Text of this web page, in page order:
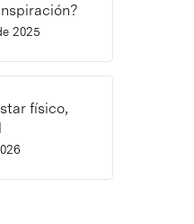
2025
físico,